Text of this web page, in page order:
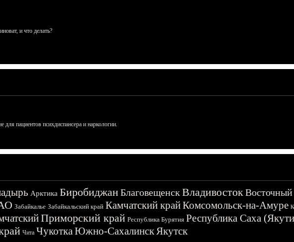
и что делать?
для пациентов психдиспансера и наркологии.
Арктика БиробиджанБлаговещенскВладивосток
Забайкалье Забайкальский край Камчатский крайКомсомольск-на-Амуре
Приморский край Республика Бурятия Республика Саха
Чита ЧукоткаЮжно-СахалинскЯкутск